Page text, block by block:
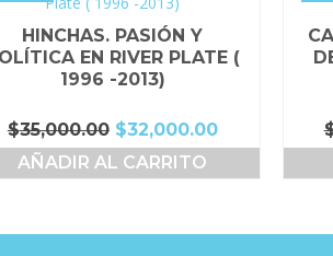
HINCHAS. PASIÓN Y
EN RIVER PLATE (
1996 -2013)
$35,000.00 El
precio
original
$32,000.00El
precio
AÑADIR AL CARRITO